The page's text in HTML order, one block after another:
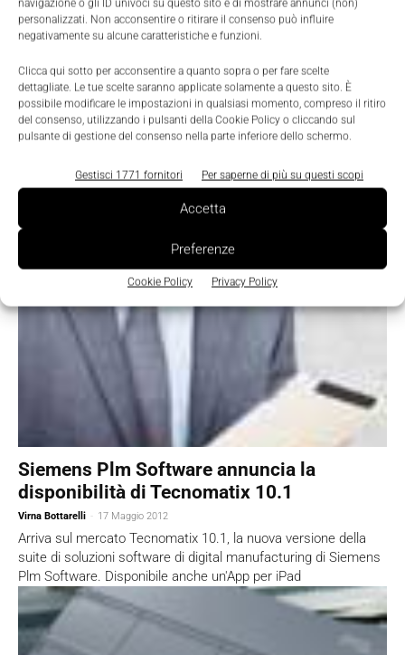
navigazione o gli ID univoci su questo sito e di mostrare annunci (non)
personalizzati. Non acconsentire o ritirare il consenso può influire
negativamente su alcune caratteristiche e funzioni.
Clicca qui sotto per acconsentire a quanto sopra o per fare scelte
dettagliate. Le tue scelte saranno applicate solamente a questo sito. È
possibile modificare le impostazioni in qualsiasi momento, compreso il ritiro
del consenso, utilizzando i pulsanti della Cookie Policy o cliccando sul
pulsante di gestione del consenso nella parte inferiore dello schermo.
Gestisci 1771 fornitori Per saperne di più su questi scopi
Accetta
Preferenze
Cookie Policy Privacy Policy
In Cina metropolitana più sicura con
Anybus Communicator
Virna Bottarelli - 23 Maggio 2012
La Guangzhou Metro, in Cina, ha collegato varie
Communicator di Hms Industrial Networks
Siemens Plm Software annuncia la
disponibilità di Tecnomatix 10.1
Virna Bottarelli - 17 Maggio 2012
Arriva sul mercato Tecnomatix 10.1, la nuova versione della
suite di soluzioni software di digital manufacturing di Siemens
Plm Software. Disponibile anche un'App per iPad